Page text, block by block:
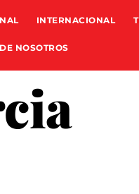
INTERNACIONAL
NOSOTROS